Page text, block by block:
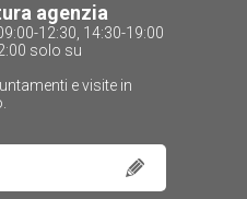
agenzia
12:30, 14:30-19:00
solo su
e visite in